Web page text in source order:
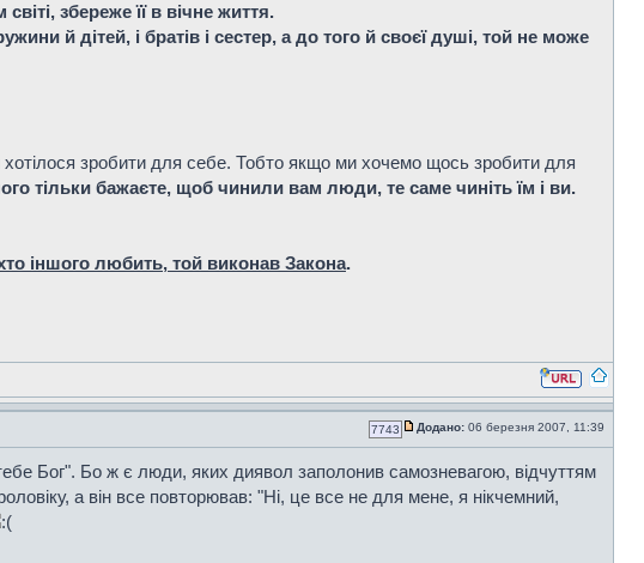
збереже її в вічне життя.
й дітей, і братів і сестер, а до того й своєї душі, той не може
зробити для себе. Тобто якщо ми хочемо щось зробити для
тільки бажаєте, щоб чинили вам люди, те саме чиніть їм і ви.
іншого любить, той виконав Закона.
7743 Додано: 06 березня 2007, 11:39
Бог". Бо ж є люди, яких диявол заполонив самозневагою, відчуттям
а він все повторював: "Ні, це все не для мене, я нікчемний,